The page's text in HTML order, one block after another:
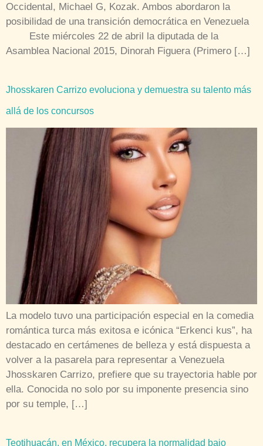
Occidental, Michael G, Kozak. Ambos abordaron la
posibilidad de una transición democrática en Venezuela
Este miércoles 22 de abril la diputada de la
Asamblea Nacional 2015, Dinorah Figuera (Primero […]
Jhosskaren Carrizo evoluciona y demuestra su talento más
allá de los concursos
La modelo tuvo una participación especial en la comedia
romántica turca más exitosa e icónica “Erkenci kus”, ha
destacado en certámenes de belleza y está dispuesta a
volver a la pasarela para representar a Venezuela
Jhosskaren Carrizo, prefiere que su trayectoria hable por
ella. Conocida no solo por su imponente presencia sino
por su temple, […]
Teotihuacán, en México, recupera la normalidad bajo